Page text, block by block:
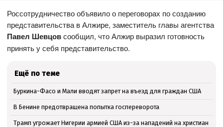
Россотрудничество объявило о переговорах по созданию
представительства в Алжире, заместитель главы агентства
Павел Шевцовсообщил, что Алжир выразил готовность
принять у себя представительство.
Ещё по теме
Буркина-Фасо и Мали вводят запрет на въезд для граждан США
В Бенине предотвращена попытка госпереворота
Трамп угрожает Нигерии армией США из-за нападений на христиан